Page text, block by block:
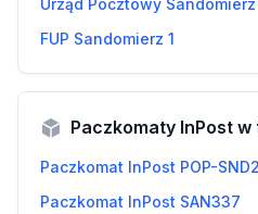
Urząd Pocztowy Sandomierz
FUP Sandomierz 1
Paczkomaty InPost
Paczkomat InPost POP-SND2
Paczkomat InPost SAN337